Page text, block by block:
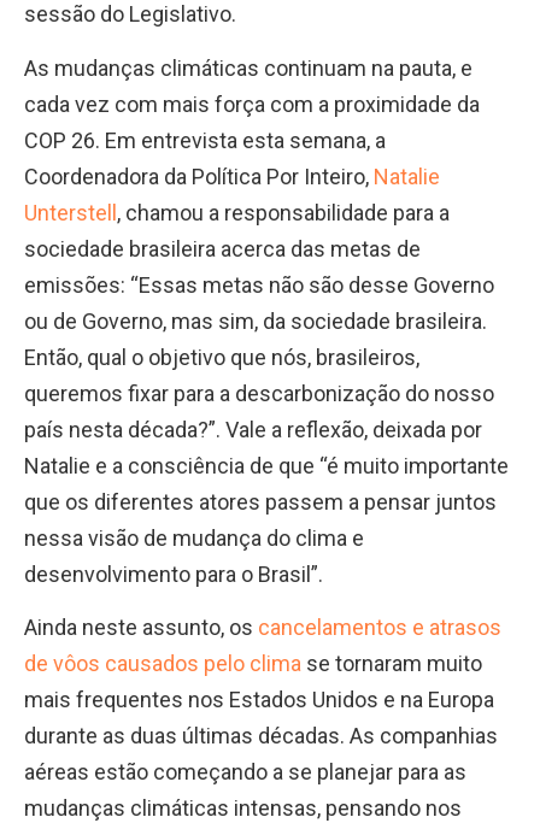
sessão do Legislativo.
As mudanças climáticas continuam na pauta, e
cada vez com mais força com a proximidade da
COP 26. Em entrevista esta semana, a
Coordenadora da Política Por Inteiro, Natalie
Unterstell, chamou a responsabilidade para a
sociedade brasileira acerca das metas de
emissões: “Essas metas não são desse Governo
ou de Governo, mas sim, da sociedade brasileira.
Então, qual o objetivo que nós, brasileiros,
queremos fixar para a descarbonização do nosso
país nesta década?”. Vale a reflexão, deixada por
Natalie e a consciência de que “é muito importante
que os diferentes atores passem a pensar juntos
nessa visão de mudança do clima e
desenvolvimento para o Brasil”.
Ainda neste assunto, os cancelamentos e atrasos
de vôos causados pelo clima se tornaram muito
mais frequentes nos Estados Unidos e na Europa
durante as duas últimas décadas. As companhias
aéreas estão começando a se planejar para as
mudanças climáticas intensas, pensando nos